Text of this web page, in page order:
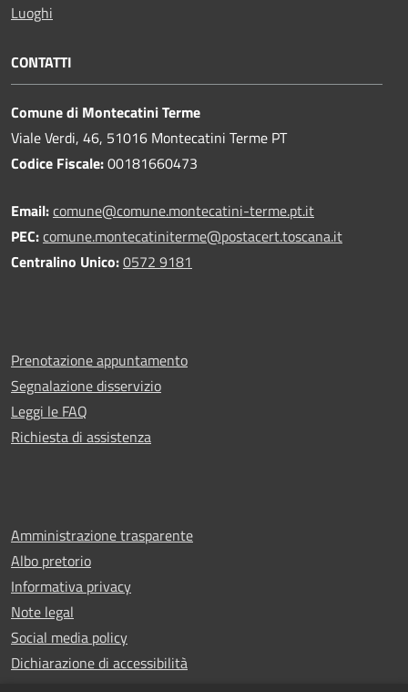
Luoghi
CONTATTI
Comune di Montecatini Terme
Viale Verdi, 46, 51016 Montecatini Terme PT
Codice Fiscale:00181660473
Email:comune@comune.montecatini-terme.pt.it
PEC:comune.montecatiniterme@postacert.toscana.it
Centralino Unico:0572 9181
Prenotazione appuntamento
Segnalazione disservizio
Leggi le FAQ
Richiesta di assistenza
Amministrazione trasparente
Albo pretorio
Informativa privacy
Note legal
Social media policy
Dichiarazione di accessibilità